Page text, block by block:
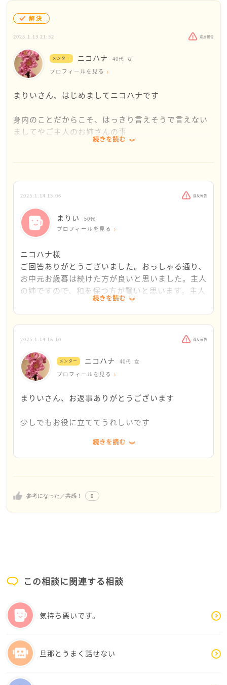
解決
2025.1.13 21:52 違反報告
メンター ニコハナ 40代 女
プロフィールを見る
まりいさん、はじめましてニコハナです
身内のことだからこそ、はっきり言えそうで言えない
ましてやご主人のお姉さんの事
それぞれのお家や地域柄など色々あると思うので、一
概には言えませんが、もしかしてお姉さんからする
と思っていらっしゃるのでしょうか…そのような性格
の方ですか？
今まで、お中元お歳暮を送っていたのであれば、いき
なり送らなくなるのも角が立つのではないでしょう
か？
とりあえず、今までよりランクを下げて、気は心とい
う程度のものを送り続けるのはいかがでしょうか？
お嬢さんの結婚祝いについては、どうしても何かアク
ションを起こしたいのであれば、ご主人からご両親に
相談してもらってはいかがでしょうか？
んが悪くないことでも、まりいさんのせいにされてし
さん達からの見返りを一切求めずに、まりいさんご夫
婦は今までと同じことを続けるというのも、和が保た
もしかしたら、ご主人はそちらを求めるかもしれませ
続きを読む
参考になった／共感！ 0
2025.1.14 15:06 違反報告
まりい 50代
プロフィールを見る
ニコハナ様
ご回答ありがとうございました。おっしゃる通り、
お中元お歳暮は続けた方が良いと思いました。主人
の姉ですので、和を保つ方が賢いと思います。主人
の親戚の方は私にとって常識的な方たちばかりで、
ストレスなくお付き合いできています。
義姉は、にこやかで温和な人なのですが、私がつら
い時期や妊娠中にストレスをかけるような行動をし
てくることもありました。私が悪くないことでも、
私のせいにされてしまうかもということですが、そ
の通りなのです。せめて、品物は見直してみるとい
うございました。
続きを読む
2025.1.14 16:10 違反報告
メンター ニコハナ 40代 女
プロフィールを見る
まりいさん、お返事ありがとうございます
少しでもお役に立ててうれしいです
義姉さんのことで、辛い思いをされているのですね
よく乗り切っていらっしゃる
なく、しているのかもしれませんね…無自覚ほど怖
^ - ^
続きを読む
この相談に関連する相談
気持ち悪いです。
旦那とうまく話せない